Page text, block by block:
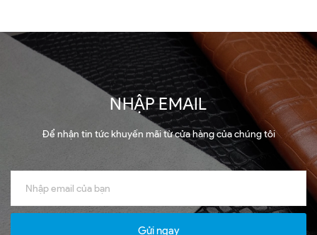
NHẬP EMAIL
Để nhận tin tức khuyến mãi từ cửa hàng của chúng tôi
Gửi ngay